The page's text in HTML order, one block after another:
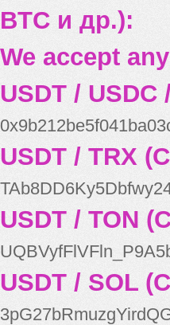
BTC и др.):
We accept
USDT / USDC
USDT / TRX
USDT / TON
USDT / SOL